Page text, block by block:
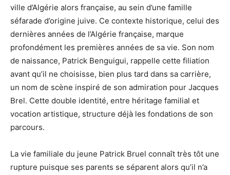
ville d’Algérie alors française, au sein d’une famille
séfarade d’origine juive. Ce contexte historique, celui des
dernières années de l’Algérie française, marque
profondément les premières années de sa vie. Son nom
de naissance, Patrick Benguigui, rappelle cette filiation
avant qu’il ne choisisse, bien plus tard dans sa carrière,
un nom de scène inspiré de son admiration pour Jacques
Brel. Cette double identité, entre héritage familial et
vocation artistique, structure déjà les fondations de son
parcours.
La vie familiale du jeune Patrick Bruel connaît très tôt une
rupture puisque ses parents se séparent alors qu’il n’a